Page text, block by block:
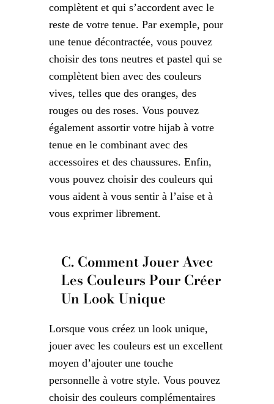
complètent et qui s’accordent avec le
reste de votre tenue. Par exemple, pour
une tenue décontractée, vous pouvez
choisir des tons neutres et pastel qui se
complètent bien avec des couleurs
vives, telles que des oranges, des
rouges ou des roses. Vous pouvez
également assortir votre hijab à votre
tenue en le combinant avec des
accessoires et des chaussures. Enfin,
vous pouvez choisir des couleurs qui
vous aident à vous sentir à l’aise et à
vous exprimer librement.
C. Comment Jouer Avec
Les Couleurs Pour Créer
Un Look Unique
Lorsque vous créez un look unique,
jouer avec les couleurs est un excellent
moyen d’ajouter une touche
personnelle à votre style. Vous pouvez
choisir des couleurs complémentaires